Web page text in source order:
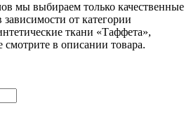
мы выбираем только качественные
от категории
ткани «Таффета»,
в описании товара.